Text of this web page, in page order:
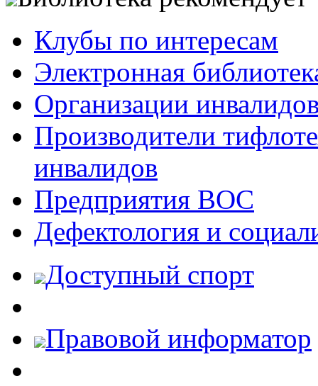
Клубы по интересам
Электронная
Организации
Производители
инвалидов
Предприятия ВОС
Дефектология и
Доступный спорт
Правовой информатор